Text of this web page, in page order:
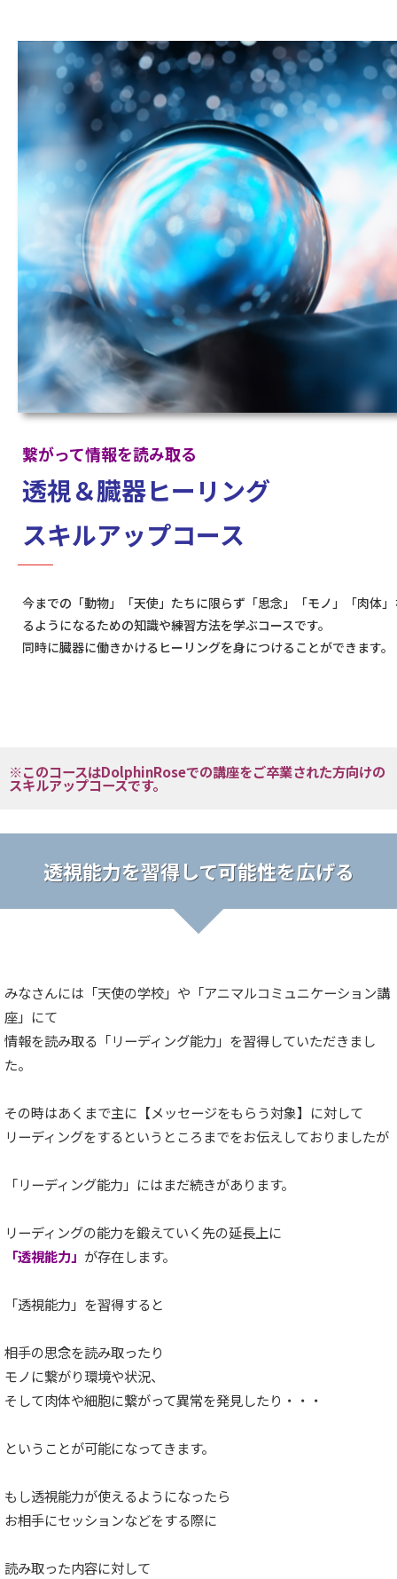
繋がって情報を読み取る
透視＆臓器ヒーリング
スキルアップコース
今までの「動物」「天使」たちに限らず「思念」「モノ」「肉体
るようになるための知識や練習方法を学ぶコースです。
同時に臓器に働きかけるヒーリングを身につけることができます。
※このコースはDolphinRoseでの講座をご卒業された方向けの
スキルアップコースです。
透視能力を習得して可能性を広げる
みなさんには「天使の学校」や「アニマルコミュニケーション講
座」にて
情報を読み取る「リーディング能力」を習得していただきまし
た。
その時はあくまで主に【メッセージをもらう対象】に対して
リーディングをするというところまでをお伝えしておりましたが
「リーディング能力」にはまだ続きがあります。
リーディングの能力を鍛えていく先の延長上に
「透視能力」 が存在します。
「透視能力」を習得すると
相手の思念を読み取ったり
モノに繋がり環境や状況、
そして肉体や細胞に繋がって異常を発見したり・・・
ということが可能になってきます。
もし透視能力が使えるようになったら
お相手にセッションなどをする際に
読み取った内容に対して